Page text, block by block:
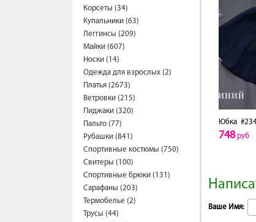
Корсеты (34)
Купальники (63)
Леггинсы (209)
Майки (607)
Носки (14)
Одежда для взрослых (2)
Платья (2673)
Ветровки (215)
Пиджаки (320)
Пальто (77)
Рубашки (841)
Спортивные костюмы (750)
Свитеры (100)
Спортивные брюки (131)
Сарафаны (203)
Термобелье (2)
Трусы (44)
Юбка
748руб
Ваше Имя: